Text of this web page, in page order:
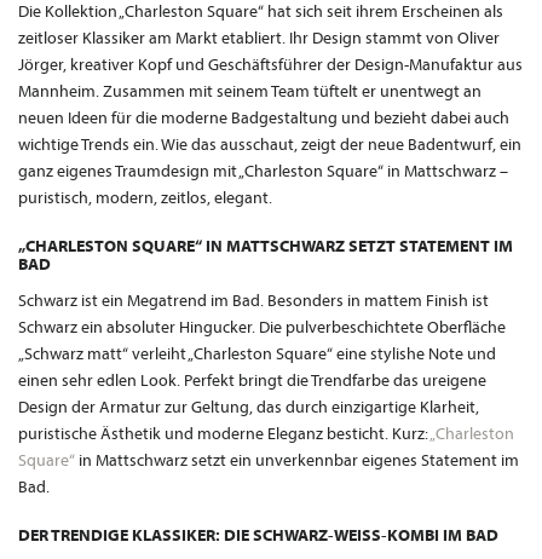
Die Kollektion „Charleston Square“ hat sich seit ihrem Erscheinen als
zeitloser Klassiker am Markt etabliert. Ihr Design stammt von Oliver
Jörger, kreativer Kopf und Geschäftsführer der Design-Manufaktur aus
Mannheim. Zusammen mit seinem Team tüftelt er unentwegt an
neuen Ideen für die moderne Badgestaltung und bezieht dabei auch
wichtige Trends ein. Wie das ausschaut, zeigt der neue Badentwurf, ein
ganz eigenes Traumdesign mit „Charleston Square“ in Mattschwarz –
puristisch, modern, zeitlos, elegant.
„CHARLESTON SQUARE“ IN MATTSCHWARZ SETZT STATEMENT IM
BAD
Schwarz ist ein Megatrend im Bad. Besonders in mattem Finish ist
Schwarz ein absoluter Hingucker. Die pulverbeschichtete Oberfläche
„Schwarz matt“ verleiht „Charleston Square“ eine stylishe Note und
einen sehr edlen Look. Perfekt bringt die Trendfarbe das ureigene
Design der Armatur zur Geltung, das durch einzigartige Klarheit,
puristische Ästhetik und moderne Eleganz besticht. Kurz:„Charleston
Square“ in Mattschwarz setzt ein unverkennbar eigenes Statement im
Bad.
DER TRENDIGE KLASSIKER: DIE SCHWARZ-WEISS-KOMBI IM BAD